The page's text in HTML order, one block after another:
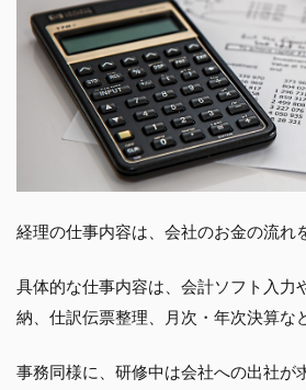
経理の仕事内容は、会社のお金の流れ
具体的な仕事内容は、会計ソフト入力
納、仕訳伝票整理、月次・年次決算な
事務同様に、研修中は会社への出社が